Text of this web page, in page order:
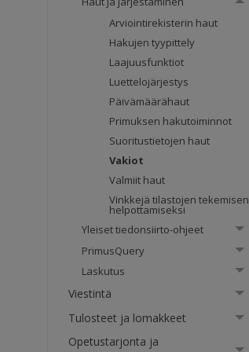
Arviointirekisterin haut
Hakujen tyypittely
Laajuusfunktiot
Luettelojärjestys
Päivämäärähaut
Primuksen hakutoiminnot
Suoritustietojen haut
Vakiot
Valmiit haut
Vinkkejä tilastojen tekemisen
helpottamiseksi
Yleiset tiedonsiirto-ohjeet
PrimusQuery
Laskutus
Viestintä
Tulosteet ja lomakkeet
Opetustarjonta ja